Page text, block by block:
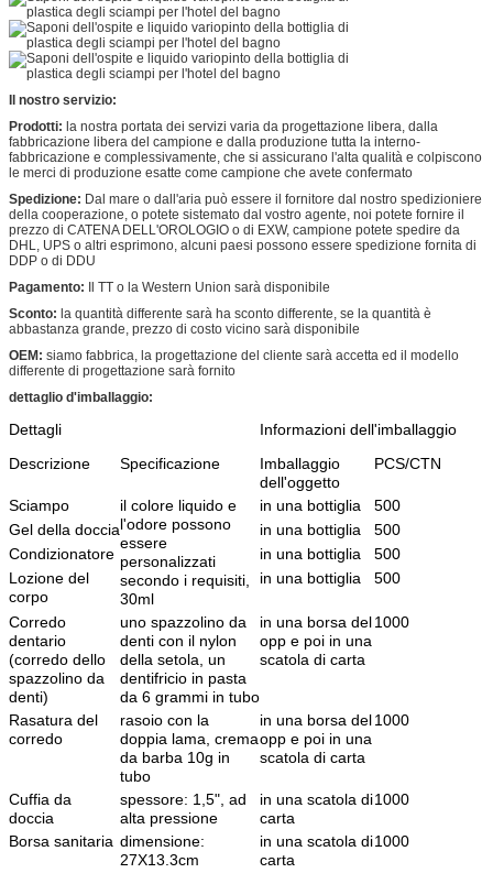
Il nostro servizio:
Prodotti: la nostra portata dei servizi varia da progettazione libera, dalla
fabbricazione libera del campione e dalla produzione tutta la interno-
fabbricazione e complessivamente, che si assicurano l'alta qualità e colpiscono
le merci di produzione esatte come campione che avete confermato
Spedizione: Dal mare o dall'aria può essere il fornitore dal nostro spedizioniere
della cooperazione, o potete sistemato dal vostro agente, noi potete fornire il
prezzo di CATENA DELL'OROLOGIO o di EXW, campione potete spedire da
DHL, UPS o altri esprimono, alcuni paesi possono essere spedizione fornita di
DDP o di DDU
Pagamento: Il TT o la Western Union sarà disponibile
Sconto: la quantità differente sarà ha sconto differente, se la quantità è
abbastanza grande, prezzo di costo vicino sarà disponibile
OEM: siamo fabbrica, la progettazione del cliente sarà accetta ed il modello
differente di progettazione sarà fornito
dettaglio d'imballaggio:
Dettagli
Informazioni dell'imballaggio
Descrizione
Specificazione
Imballaggio
dell'oggetto
PCS/CTN
Sciampo
il colore liquido e
l'odore possono
essere
personalizzati
secondo i requisiti,
30ml
in una bottiglia
500
Gel della doccia
in una bottiglia
500
Condizionatore
in una bottiglia
500
Lozione del
corpo
in una bottiglia 500
Corredo
dentario
(corredo dello
spazzolino da
denti)
uno spazzolino da
denti con il nylon
della setola, un
dentifricio in pasta
da 6 grammi in tubo
in una borsa del
opp e poi in una
scatola di carta
1000
Rasatura del
corredo
rasoio con la
doppia lama, crema
da barba 10g in
tubo
in una borsa del
opp e poi in una
scatola di carta
1000
Cuffia da
doccia
spessore: 1,5", ad
alta pressione
in una scatola di
carta
1000
Borsa sanitaria dimensione:
27X13.3cm
in una scatola di
carta
1000